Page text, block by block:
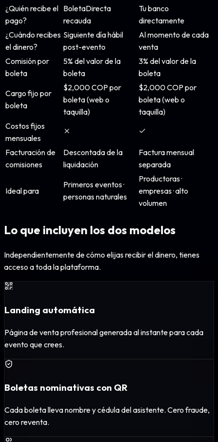
¿Quién recibe el
pago?
BoletaDirecta
recauda
Tu banco
directamente
¿Cuándo recibes
el dinero?
Siguiente día hábil
post-evento
Al momento de cada
venta
Comisión por
boleta
5% del valor de la
boleta
3% del valor de la
boleta
Cargo fijo por
boleta
$2,000 COP por
boleta (web o
taquilla)
$2,000 COP por
boleta (web o
taquilla)
Costos fijos
mensuales
Facturación de
comisiones
Descontada de la
liquidación
Factura mensual
separada
Ideal para
Primeros eventos ·
personas naturales
Productoras ·
empresas · alto
volumen
Lo que incluyen los dos modelos
Independientemente de cómo elijas recibir el dinero, tienes
acceso a toda la plataforma.
Landing automática
Página de venta profesional generada al instante para cada
evento que crees.
Boletas nominativas con QR
Cada boleta lleva nombre y cédula del asistente. Cero fraude,
cero reventa.